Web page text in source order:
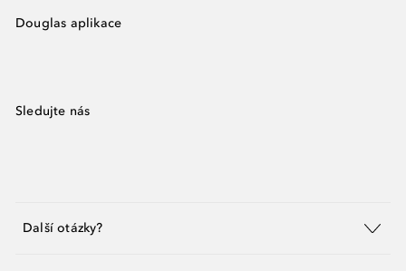
Douglas aplikace
Sledujte nás
Další otázky?